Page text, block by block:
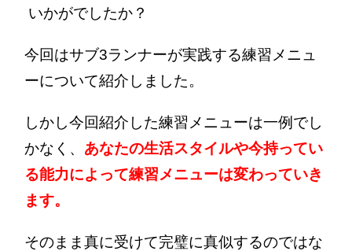
いかがでしたか？
今回はサブ3ランナーが実践する練習メニュ
ーについて紹介しました。
しかし今回紹介した練習メニューは一例でし
かなく、 あなたの生活スタイルや今持ってい
る能力によって練習メニューは変わっていき
ます。
そのまま真に受けて完璧に真似するのではな